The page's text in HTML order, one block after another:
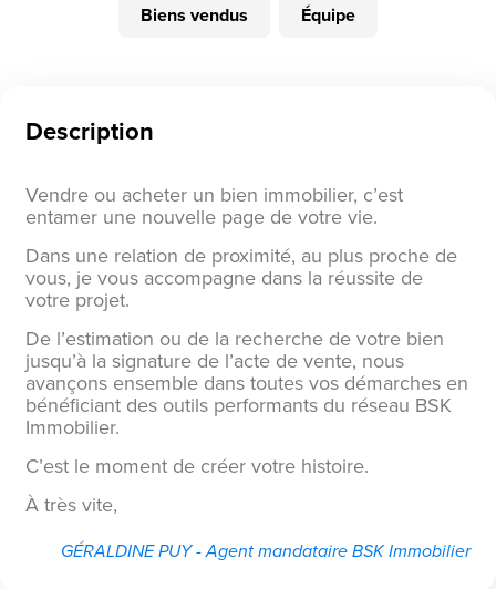
Biens vendus Équipe
Description
Vendre ou acheter un bien immobilier, c’est
entamer une nouvelle page de votre vie.
Dans une relation de proximité, au plus proche de
vous, je vous accompagne dans la réussite de
votre projet.
De l’estimation ou de la recherche de votre bien
jusqu’à la signature de l’acte de vente, nous
avançons ensemble dans toutes vos démarches en
bénéficiant des outils performants du réseau BSK
Immobilier.
C’est le moment de créer votre histoire.
À très vite,
GÉRALDINE PUY - Agent mandataire BSK Immobilier